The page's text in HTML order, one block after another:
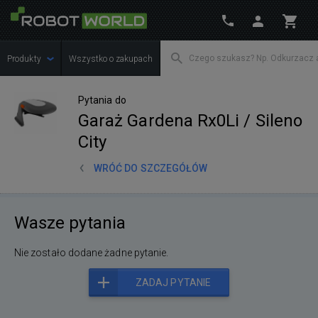
Produkty Wszystko o zakupach
Pytania do
Garaż Gardena Rx0Li / Sileno
City
WRÓĆ DO SZCZEGÓŁÓW
Wasze pytania
Nie zostało dodane żadne pytanie.
ZADAJ PYTANIE